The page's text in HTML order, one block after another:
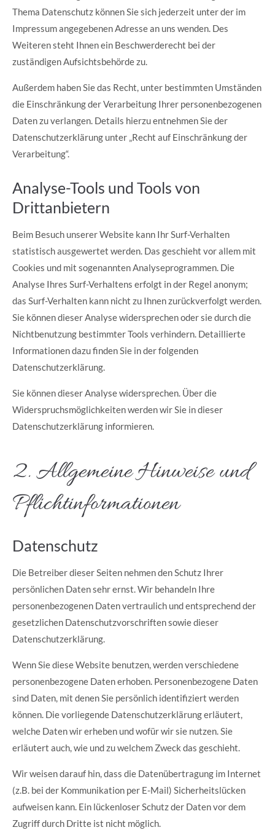
Thema Datenschutz können Sie sich jederzeit unter der im
Impressum angegebenen Adresse an uns wenden. Des
Weiteren steht Ihnen ein Beschwerderecht bei der
zuständigen Aufsichtsbehörde zu.
Außerdem haben Sie das Recht, unter bestimmten Umständen
die Einschränkung der Verarbeitung Ihrer personenbezogenen
Daten zu verlangen. Details hierzu entnehmen Sie der
Datenschutzerklärung unter „Recht auf Einschränkung der
Verarbeitung“.
Analyse-Tools und Tools von
Drittanbietern
Beim Besuch unserer Website kann Ihr Surf-Verhalten
statistisch ausgewertet werden. Das geschieht vor allem mit
Cookies und mit sogenannten Analyseprogrammen. Die
Analyse Ihres Surf-Verhaltens erfolgt in der Regel anonym;
das Surf-Verhalten kann nicht zu Ihnen zurückverfolgt werden.
Sie können dieser Analyse widersprechen oder sie durch die
Nichtbenutzung bestimmter Tools verhindern. Detaillierte
Informationen dazu finden Sie in der folgenden
Datenschutzerklärung.
Sie können dieser Analyse widersprechen. Über die
Widerspruchsmöglichkeiten werden wir Sie in dieser
Datenschutzerklärung informieren.
2. Allgemeine Hinweise und
Pflichtinformationen
Datenschutz
Die Betreiber dieser Seiten nehmen den Schutz Ihrer
persönlichen Daten sehr ernst. Wir behandeln Ihre
personenbezogenen Daten vertraulich und entsprechend der
gesetzlichen Datenschutzvorschriften sowie dieser
Datenschutzerklärung.
Wenn Sie diese Website benutzen, werden verschiedene
personenbezogene Daten erhoben. Personenbezogene Daten
sind Daten, mit denen Sie persönlich identifiziert werden
können. Die vorliegende Datenschutzerklärung erläutert,
welche Daten wir erheben und wofür wir sie nutzen. Sie
erläutert auch, wie und zu welchem Zweck das geschieht.
Wir weisen darauf hin, dass die Datenübertragung im Internet
(z.B. bei der Kommunikation per E-Mail) Sicherheitslücken
aufweisen kann. Ein lückenloser Schutz der Daten vor dem
Zugriff durch Dritte ist nicht möglich.